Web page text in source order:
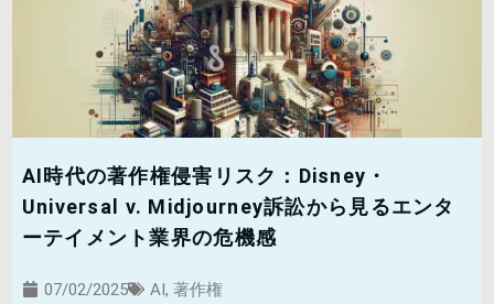
AI時代の著作権侵害リスク：Disney・
Universal v. Midjourney訴訟から見るエンタ
ーテイメント業界の危機感
07/02/2025 AI, 著作権